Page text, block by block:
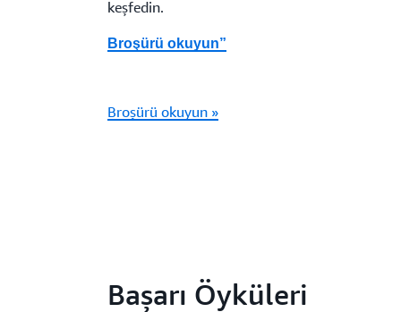
keşfedin.
Broşürü okuyun”
Broşürü okuyun »
Başarı Öyküleri